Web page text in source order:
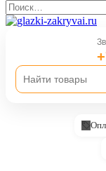
Перейти
к
содержанию
Search
for: